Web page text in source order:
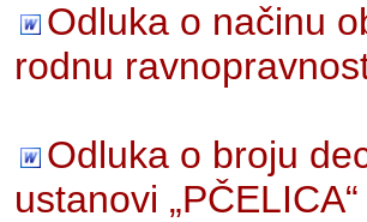
Odluka o načinu
rodnu
Odluka o broju
ustanovi